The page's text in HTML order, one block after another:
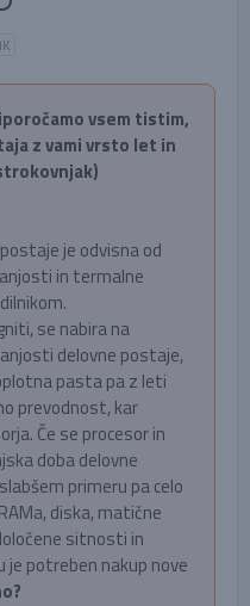
vsem tistim,
z vami vrsto let in
je odvisna od
in termalne
se nabira na
delovne postaje,
pasta pa z leti
prevodnost, kar
Če se procesor in
doba delovne
primeru pa celo
diska, matične
sitnosti in
je potreben nakup nove